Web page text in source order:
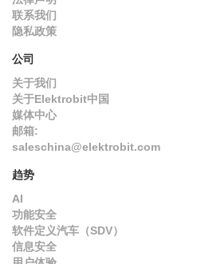
联系我们
隐私政策
公司
关于我们
关于Elektrobit中国
媒体中心
邮箱:
saleschina@elektrobit.com
趋势
AI
功能安全
软件定义汽车（SDV）
信息安全